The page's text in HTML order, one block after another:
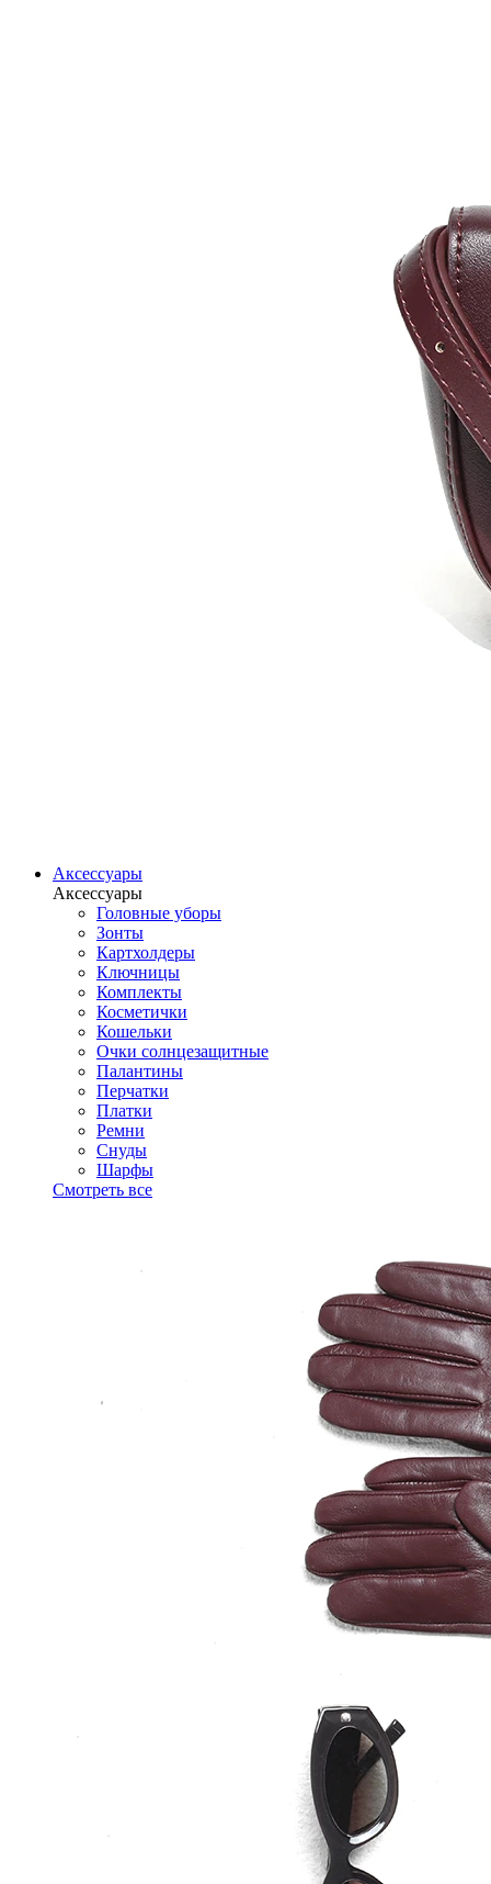
Аксессуары
Аксессуары
Головные уборы
Зонты
Картхолдеры
Ключницы
Комплекты
Косметички
Кошельки
Очки солнцезащитные
Палантины
Перчатки
Платки
Ремни
Снуды
Шарфы
Смотреть все